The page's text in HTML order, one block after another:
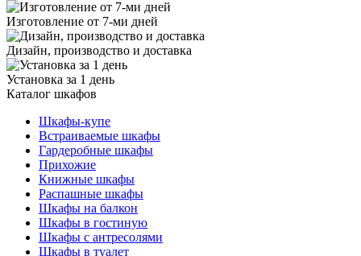
Изготовление от 7-ми дней
Дизайн, производство и доставка
Установка за 1 день
Каталог шкафов
Шкафы-купе
Встраиваемые шкафы
Гардеробные шкафы
Прихожие
Книжные шкафы
Распашные шкафы
Шкафы на балкон
Шкафы в гостиную
Шкафы с антресолями
Шкафы в туалет